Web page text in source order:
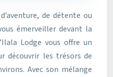
de détente ou
émerveiller devant la
Lodge vous offre un
découvrir les trésors de
Avec son mélange